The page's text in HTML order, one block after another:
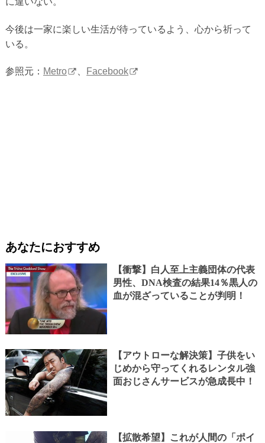
今後は一家に楽しい生活が待っているよう、心から祈って
いる。
参照元： Metro Facebook
あなたにおすすめ
【衝撃】白人至上主義団体の代表
男性、DNA検査の結果14％黒人の
血が混ざっていることが判明！
【アウトローな解決策】子供をい
じめから守ってくれるレンタル強
面おじさんサービスが急成長中！
【拡散希望】これが人間の「ポイ